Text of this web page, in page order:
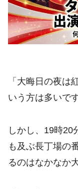
「大晦日の夜は
いう方は多いで
しかし、19時20
も及ぶ長丁場の
るのはなかなか